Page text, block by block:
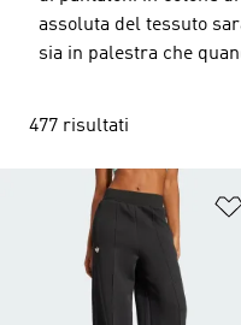
assoluta del tessuto
sia in palestra che
477 risultati